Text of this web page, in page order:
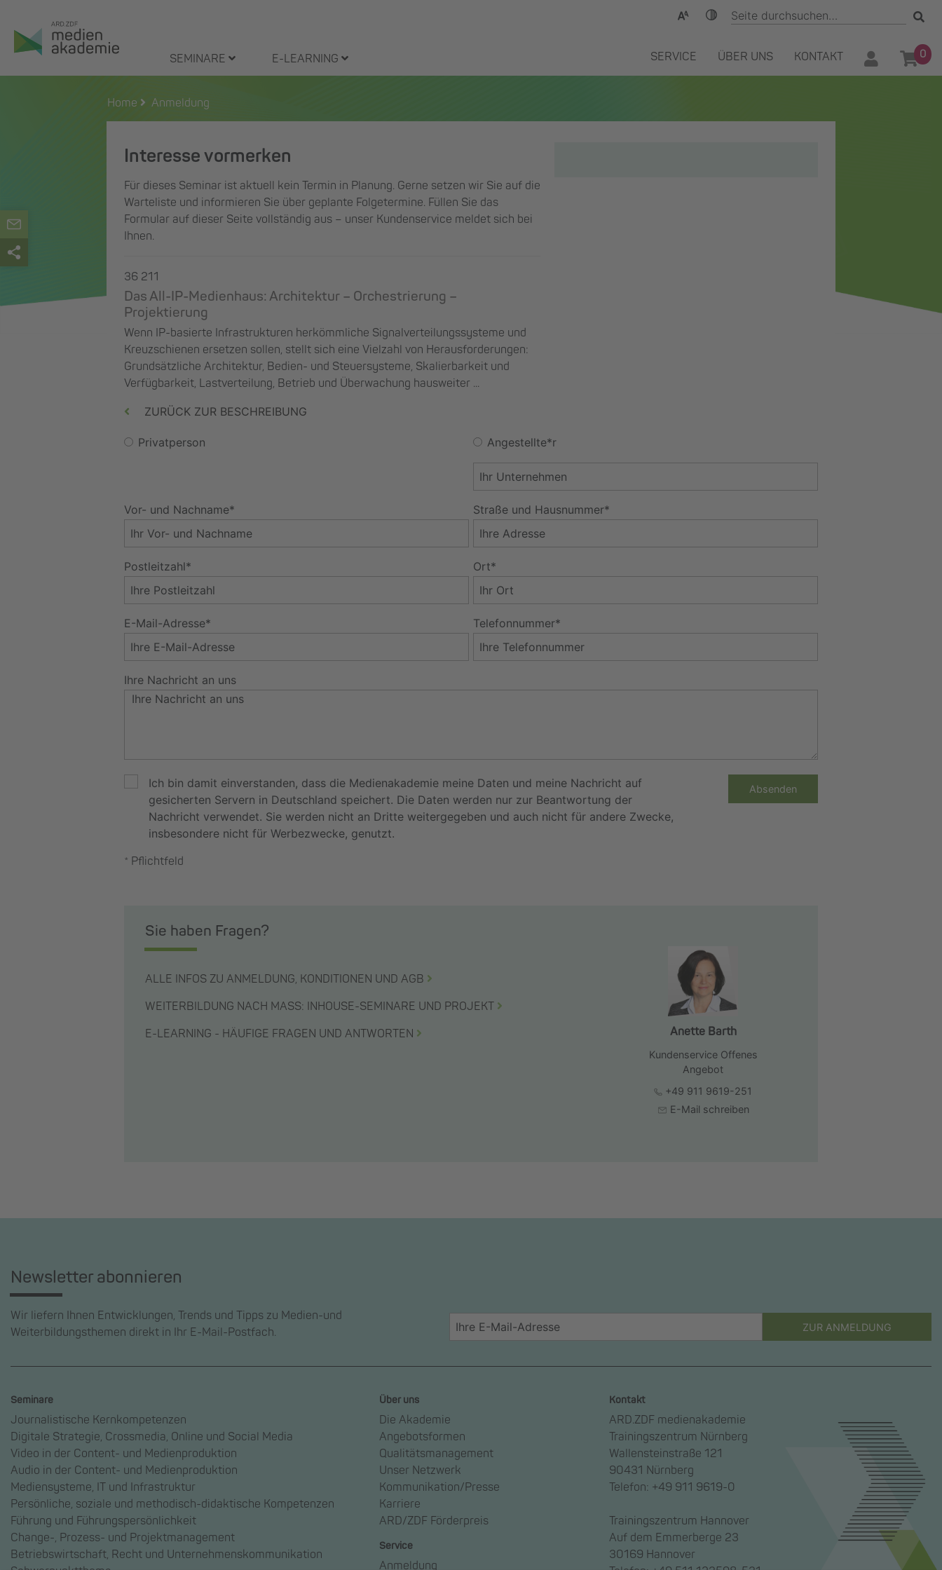
Inhalt
springen
SEMINARE E-LEARNING SERVICE ÜBER UNS KONTAKT 0
Home Anmeldung
Interesse vormerken
Für dieses Seminar ist aktuell kein Termin in Planung. Gerne setzen wir Sie auf die
Warteliste und informieren Sie über geplante Folgetermine. Füllen Sie das
Formular auf dieser Seite vollständig aus – unser Kundenservice meldet sich bei
Ihnen.
36 211
Das All-IP-Medienhaus: Architektur – Orchestrierung –
Projektierung
Wenn IP-basierte Infrastrukturen herkömmliche Signalverteilungssysteme und
Kreuzschienen ersetzen sollen, stellt sich eine Vielzahl von Herausforderungen:
Grundsätzliche Architektur, Bedien- und Steuersysteme, Skalierbarkeit und
Verfügbarkeit, Lastverteilung, Betrieb und Überwachung hausweiter ...
ZURÜCK ZUR BESCHREIBUNG
Privatperson Angestellte*r
Vor- und Nachname* Straße und Hausnummer*
Postleitzahl* Ort*
E-Mail-Adresse* Telefonnummer*
Ihre Nachricht an uns
Ich bin damit einverstanden, dass die Medienakademie meine Daten und meine Nachricht auf
gesicherten Servern in Deutschland speichert. Die Daten werden nur zur Beantwortung der
Nachricht verwendet. Sie werden nicht an Dritte weitergegeben und auch nicht für andere Zwecke,
insbesondere nicht für Werbezwecke, genutzt.
Absenden
* Pflichtfeld
Sie haben Fragen?
ALLE INFOS ZU ANMELDUNG, KONDITIONEN UND AGB
WEITERBILDUNG NACH MASS: INHOUSE-SEMINARE UND PROJEKT
E-LEARNING - HÄUFIGE FRAGEN UND ANTWORTEN
Anette Barth
Kundenservice Offenes
Angebot
+49 911 9619-251
E-Mail schreiben
Newsletter abonnieren
Wir liefern Ihnen Entwicklungen, Trends und Tipps zu Medien-und
Weiterbildungsthemen direkt in Ihr E-Mail-Postfach.
ZUR ANMELDUNG
Seminare
Journalistische Kernkompetenzen
Digitale Strategie, Crossmedia, Online und Social Media
Video in der Content- und Medienproduktion
Audio in der Content- und Medienproduktion
Mediensysteme, IT und Infrastruktur
Persönliche, soziale und methodisch-didaktische Kompetenzen
Führung und Führungspersönlichkeit
Change-, Prozess- und Projektmanagement
Betriebswirtschaft, Recht und Unternehmenskommunikation
Über uns
Die Akademie
Angebotsformen
Qualitätsmanagement
Unser Netzwerk
Kommunikation/Presse
Karriere
ARD/ZDF Förderpreis
Service
Anmeldung
Kontakt
ARD.ZDF medienakademie
Trainingszentrum Nürnberg
Wallensteinstraße 121
90431 Nürnberg
Telefon: +49 911 9619-0
Trainingszentrum Hannover
Auf dem Emmerberge 23
30169 Hannover